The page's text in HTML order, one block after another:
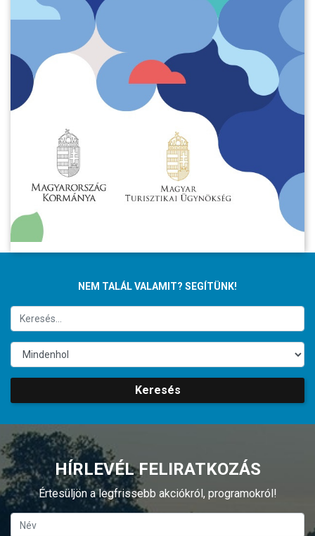
NEM TALÁL VALAMIT? SEGÍTÜNK!
Keresés
HÍRLEVÉL FELIRATKOZÁS
Értesüljön a legfrissebb akciókról, programokról!